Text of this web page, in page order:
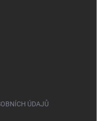
ÚDAJŮ